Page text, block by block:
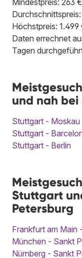
Mindestpreis: 263 €
Höchstpreis: 1.499
Daten errechnet
Tagen
und nah bei
Stuttgart - Moskau
Stuttgart -
Stuttgart - Berlin
Stuttgart
Petersburg
Frankfurt am Main
München - Sankt
Nürnberg - Sankt